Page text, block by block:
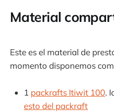
Número de registro oficial:
Material
Este es el material de
momento disponemos
1 packrafts Itiwit 100.
esto del packraft